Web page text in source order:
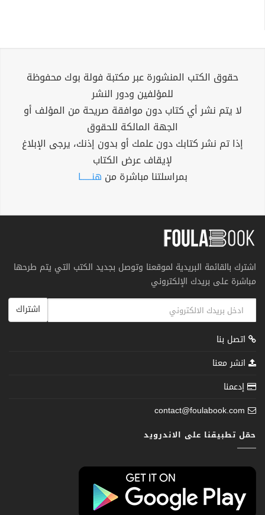
حقوق الكتب المنشورة عبر مكتبة فولة بوك محفوظة
للمؤلفين ودور النشر
لا يتم نشر أي كتاب دون موافقة صريحة من المؤلف أو
الجهة المالكة للحقوق
إذا تم نشر كتابك دون علمك أو بدون إذنك، يرجى الإبلاغ
لإيقاف عرض الكتاب
بمراسلتنا مباشرة من هنــــــا
اشترك بالقائمة البريدية لموقعنا وتوصل بجديد الكتب التي يتم طرحها
مباشرة على بريدك الإلكتروني
اشتراك
اتصل بنا
انشر معنا
إدعمنا
contact@foulabook.com
حمّل تطبيقنا على الاندرويد